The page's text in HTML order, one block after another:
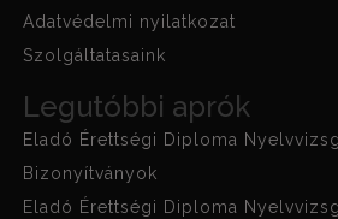
Adatvédelmi nyilatkozat
Szolgáltatasaink
Legutóbbi aprók
Eladó Érettségi Diploma
Bizonyítványok
Eladó Érettségi Diploma